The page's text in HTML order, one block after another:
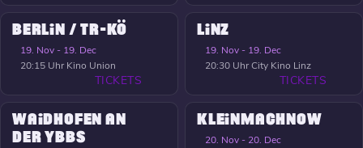
BERLIN / TR-KÖ
19. Nov - 19. Dec
20:15 Uhr Kino Union
TICKETS
LINZ
19. Nov - 19. Dec
20:30 UhrCity Kino Linz
TICKETS
WAIDHOFEN AN
DER YBBS
KLEINMACHNOW
20. Nov - 20. Dec